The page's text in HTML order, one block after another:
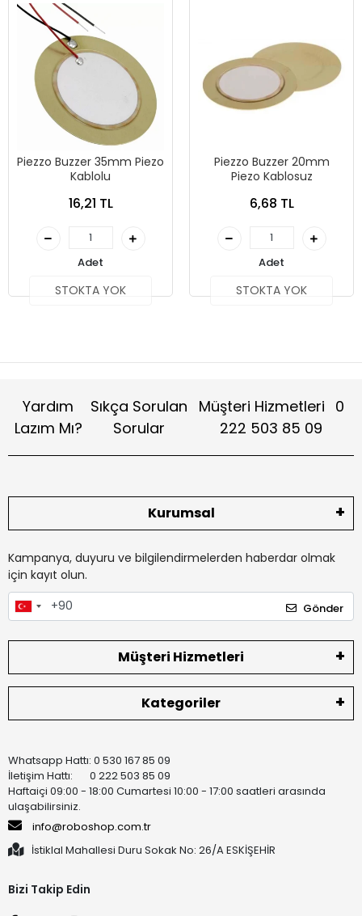
Piezzo Buzzer 35mm Piezo
Kablolu
16,21 TL
Adet
STOKTA YOK
Piezzo Buzzer 20mm
Piezo Kablosuz
6,68 TL
Adet
STOKTA YOK
Yardım
Lazım Mı?
Sıkça Sorulan
Sorular
Müşteri Hizmetleri 0
222 503 85 09
Kurumsal
Kampanya, duyuru ve bilgilendirmelerden haberdar olmak
için kayıt olun.
Gönder
Müşteri Hizmetleri
Kategoriler
Whatsapp Hattı: 0 530 167 85 09
İletişim Hattı: 0 222 503 85 09
Haftaiçi 09:00 - 18:00 Cumartesi 10:00 - 17:00 saatleri arasında
ulaşabilirsiniz.
info@roboshop.com.tr
İstiklal Mahallesi Duru Sokak No: 26/A ESKİŞEHİR
Bizi Takip Edin